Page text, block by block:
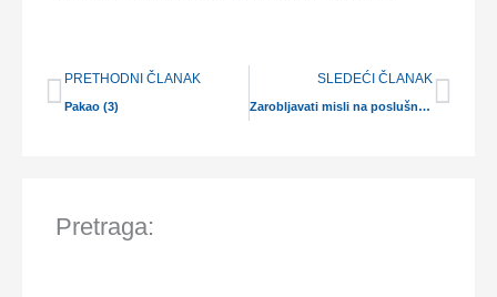
Prev
PRETHODNI ČLANAK
Pakao (3)
SLEDEĆI ČLANAK
Zarobljavati misli na poslušnost Hristu
Pretraga: